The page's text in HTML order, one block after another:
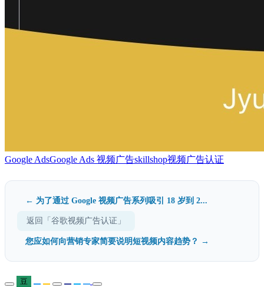
Google AdsGoogle Ads 视频广告skillshop视频广告认证
← 为了通过 Google 视频广告系列吸引 18 岁到 2...
返回「谷歌视频广告认证」
您应如何向营销专家简要说明短视频内容趋势？ →
豆